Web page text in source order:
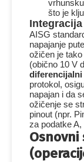
što je
AISG
napajanje
ožičen je
(obično 10 V
protokol,
napajan i da
ožičenje se
pinout (npr.
za podatke